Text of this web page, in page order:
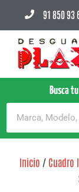
91 850 93
Busca
Inicio / Cuadro